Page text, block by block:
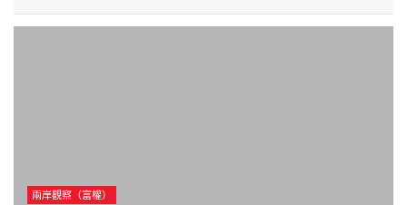
兩岸觀察（富權）